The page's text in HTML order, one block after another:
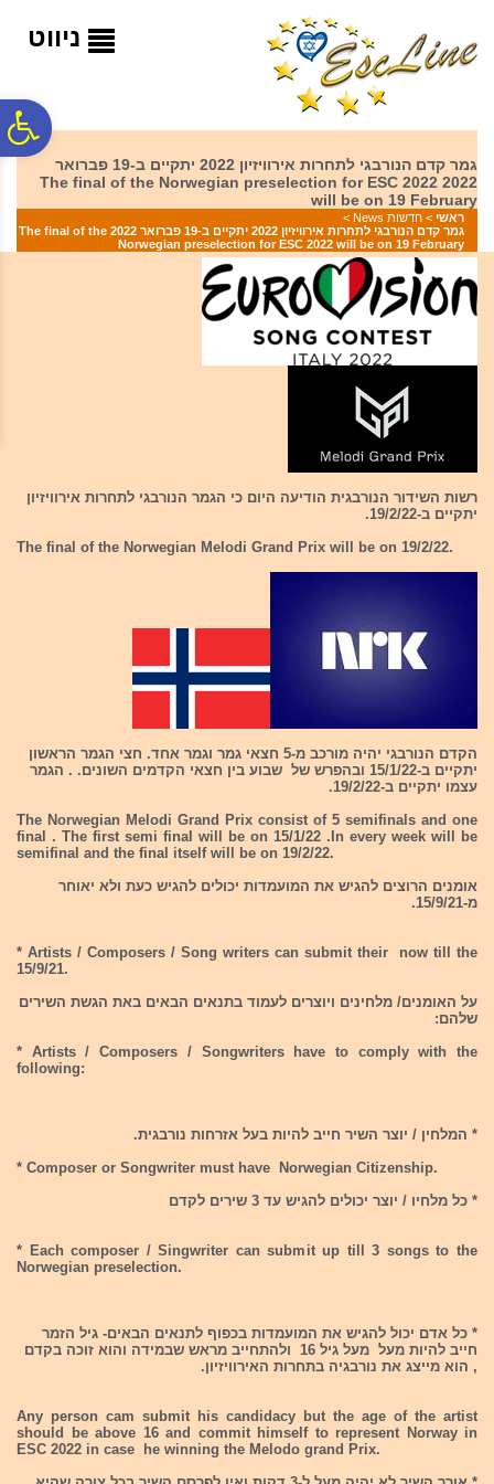
המרכזי
ניווט
גמר קדם הנורבגי לתחרות אירוויזיון 2022 יתקיים ב-19 פברואר
2022 The final of the Norwegian preselection for ESC 2022
will be on 19 February
ראשי > חדשות News
>
גמר קדם הנורבגי לתחרות אירוויזיון 2022 יתקיים ב-19 פברואר 2022 The final of the
Norwegian preselection for ESC 2022 will be on 19 February
רשות השידור הנורבגית הודיעה היום כי הגמר הנורבגי לתחרות אירוויזיון
יתקיים ב-19/2/22.
The final of the Norwegian Melodi Grand Prix will be on 19/2/22.
הקדם הנורבגי יהיה מורכב מ-5 חצאי גמר וגמר אחד. חצי הגמר הראשון
יתקיים ב-15/1/22 ובהפרש של שבוע בין חצאי הקדמים השונים. . הגמר
עצמו יתקיים ב-19/2/22.
The Norwegian Melodi Grand Prix consist of 5 semifinals and one
final . The first semi final will be on 15/1/22 .In every week will be
semifinal and the final itself will be on 19/2/22.
אומנים הרוצים להגיש את המועמדות יכולים להגיש כעת ולא יאוחר
מ-15/9/21.
* Artists / Composers / Song writers can submit their now till the
15/9/21.
על האומנים/ מלחינים ויוצרים לעמוד בתנאים הבאים באת הגשת השירים
שלהם:
* Artists / Composers / Songwriters have to comply with the
following:
* המלחין / יוצר השיר חייב להיות בעל אזרחות נורבגית.
* Composer or Songwriter must have Norwegian Citizenship.
* כל מלחיו / יוצר יכולים להגיש עד 3 שירים לקדם
* Each composer / Singwriter can submit up till 3 songs to the
Norwegian preselection.
* כל אדם יכול להגיש את המועמדות בכפוף לתנאים הבאים- גיל הזמר
חייב להיות מעל מעל גיל 16 ולהתחייב מראש שבמידה והוא זוכה בקדם
, הוא מייצג את נורבגיה בתחרות האירוויזיון.
Any person cam submit his candidacy but the age of the artist
should be above 16 and commit himself to represent Norway in
ESC 2022 in case he winning the Melodo grand Prix.